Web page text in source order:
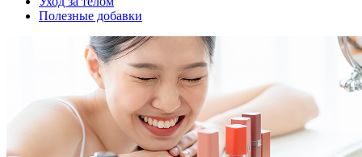
Полезные добавки